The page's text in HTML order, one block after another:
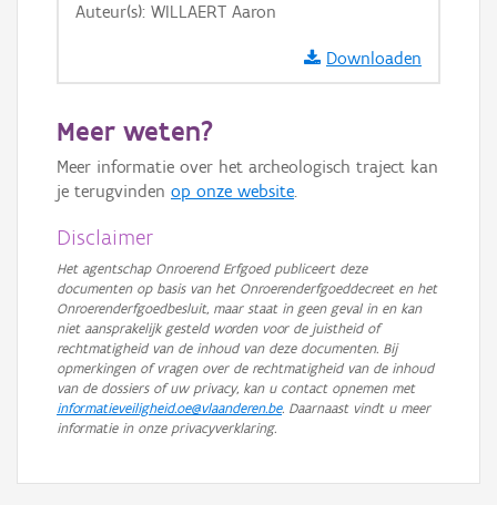
GRB-Basiskaart in grijswaarden
Auteur(s): WILLAERT Aaron
Downloaden
Meer weten?
Meer informatie over het archeologisch traject kan
je terugvinden op onze website.
Disclaimer
Het agentschap Onroerend Erfgoed publiceert deze
documenten op basis van het Onroerenderfgoeddecreet en het
Onroerenderfgoedbesluit, maar staat in geen geval in en kan
niet aansprakelijk gesteld worden voor de juistheid of
rechtmatigheid van de inhoud van deze documenten. Bij
opmerkingen of vragen over de rechtmatigheid van de inhoud
van de dossiers of uw privacy, kan u contact opnemen met
informatieveiligheid.oe@vlaanderen.be. Daarnaast vindt u meer
informatie in onze privacyverklaring.